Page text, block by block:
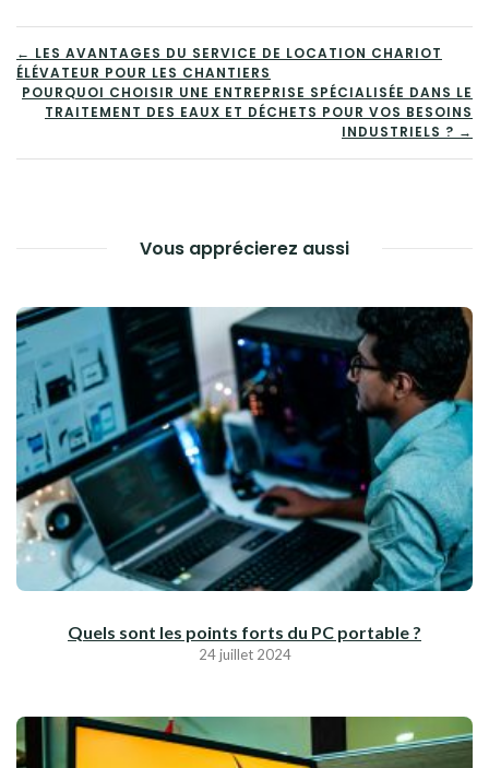
NAVIGATION
DE
L’ARTICLE
← LES AVANTAGES DU SERVICE DE LOCATION CHARIOT
ÉLÉVATEUR POUR LES CHANTIERS
POURQUOI CHOISIR UNE ENTREPRISE SPÉCIALISÉE DANS LE
TRAITEMENT DES EAUX ET DÉCHETS POUR VOS BESOINS
INDUSTRIELS ? →
Vous apprécierez aussi
Quels sont les points forts du PC portable ?
24 juillet 2024